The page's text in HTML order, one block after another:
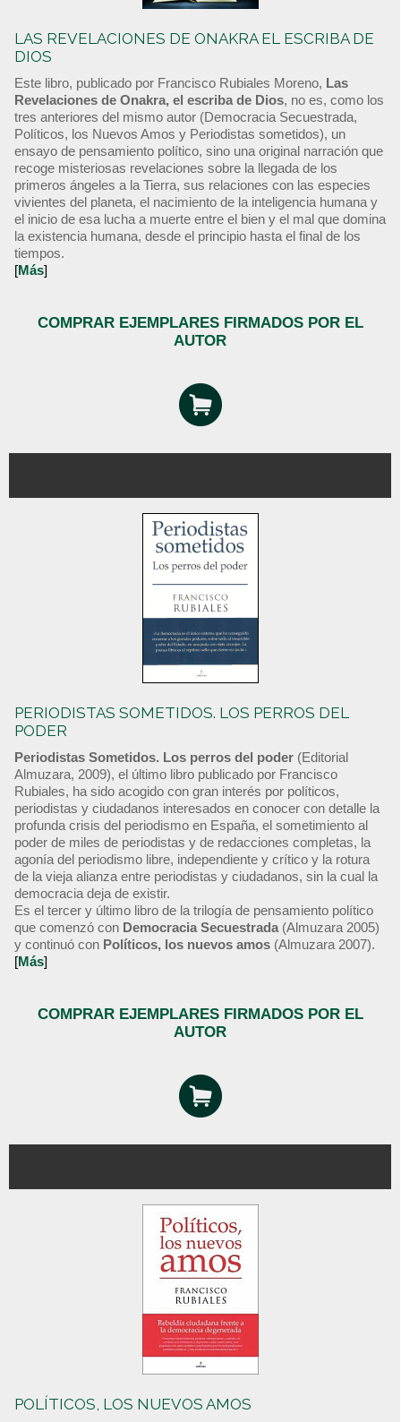
LAS REVELACIONES DE ONAKRA EL ESCRIBA DE
DIOS
Este libro, publicado por Francisco Rubiales Moreno, Las
Revelaciones de Onakra, el escriba de Dios, no es, como los
tres anteriores del mismo autor (Democracia Secuestrada,
Políticos, los Nuevos Amos y Periodistas sometidos), un
ensayo de pensamiento político, sino una original narración que
recoge misteriosas revelaciones sobre la llegada de los
primeros ángeles a la Tierra, sus relaciones con las especies
vivientes del planeta, el nacimiento de la inteligencia humana y
el inicio de esa lucha a muerte entre el bien y el mal que domina
la existencia humana, desde el principio hasta el final de los
tiempos.
[Más]
COMPRAR EJEMPLARES FIRMADOS POR EL
AUTOR
PERIODISTAS SOMETIDOS. LOS PERROS DEL
PODER
Periodistas Sometidos. Los perros del poder (Editorial
Almuzara, 2009), el último libro publicado por Francisco
Rubiales, ha sido acogido con gran interés por políticos,
periodistas y ciudadanos interesados en conocer con detalle la
profunda crisis del periodismo en España, el sometimiento al
poder de miles de periodistas y de redacciones completas, la
agonía del periodismo libre, independiente y crítico y la rotura
de la vieja alianza entre periodistas y ciudadanos, sin la cual la
democracia deja de existir.
Es el tercer y último libro de la trilogía de pensamiento político
que comenzó con Democracia Secuestrada (Almuzara 2005)
y continuó con Políticos, los nuevos amos (Almuzara 2007).
[Más]
COMPRAR EJEMPLARES FIRMADOS POR EL
AUTOR
POLÍTICOS, LOS NUEVOS AMOS